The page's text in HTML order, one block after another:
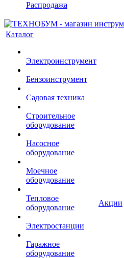
Распродажа
Каталог
Электроинструмент
Бензоинструмент
Садовая техника
Строительное
оборудование
Насосное
оборудование
Моечное
оборудование
Тепловое
оборудование
Электростанции
Гаражное
оборудование
Акции